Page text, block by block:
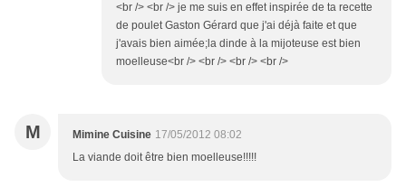
<br /> <br /> je me suis en effet inspirée de ta recette
de poulet Gaston Gérard que j'ai déjà faite et que
j'avais bien aimée;la dinde à la mijoteuse est bien
moelleuse<br /> <br /> <br /> <br />
M Mimine Cuisine 17/05/2012 08:02
La viande doit être bien moelleuse!!!!!